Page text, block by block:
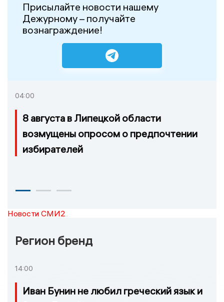
Присылайте новости нашему
Дежурному – получайте
вознаграждение!
04:00
8 августа в Липецкой области
возмущены опросом о предпочтении
избирателей
Новости СМИ2
Регион бренд
14:00
Иван Бунин не любил греческий язык и